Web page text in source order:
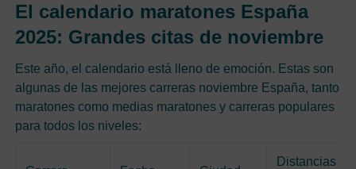
El calendario maratones España
2025: Grandes citas de noviembre
Este año, el calendario está lleno de emoción. Estas son
algunas de las mejores carreras noviembre España, tanto
maratones como medias maratones y carreras populares
para todos los niveles:
Distancias